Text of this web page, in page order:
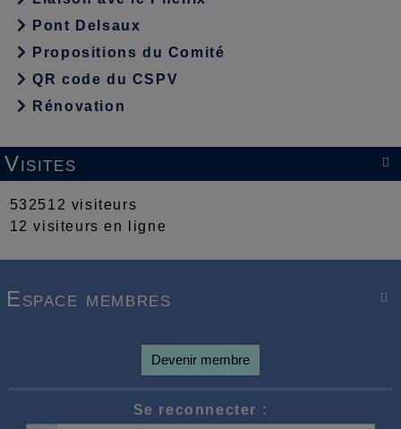
Pont Delsaux
Propositions du Comité
QR code du CSPV
Rénovation

Visites
532512 visiteurs
12 visiteurs en ligne

Espace membres
Devenir membre
Se reconnecter :